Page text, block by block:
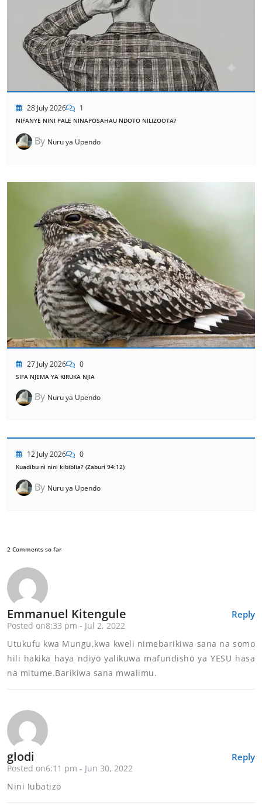
28 July 2026 1
NIFANYE NINI PALE NINAPOSAHAU NDOTO NILIZOOTA?
By Nuru ya Upendo
27 July 2026 0
SIFA NJEMA YA KIRUKA NJIA
By Nuru ya Upendo
12 July 2026 0
Kuadibu ni nini kibiblia? (Zaburi 94:12)
By Nuru ya Upendo
2 Comments so far
Reply
Emmanuel Kitengule
Posted on8:33 pm - Jul 2, 2022
Utukufu kwa Mungu,kwa kweli nimebarikiwa sana na somo
hili hakika haya ndiyo yalikuwa mafundisho ya YESU hasa
na mitume.Barikiwa sana mwalimu.
Reply
glodi
Posted on6:11 pm - Jun 30, 2022
Nini !ubatizo